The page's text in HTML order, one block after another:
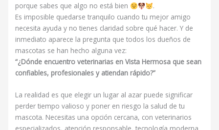
porque sabes que algo no está bien
.
Es imposible quedarse tranquilo cuando tu mejor amigo
necesita ayuda y no tienes claridad sobre qué hacer. Y de
inmediato aparece la pregunta que todos los dueños de
mascotas se han hecho alguna vez:
“¿Dónde encuentro veterinarias en Vista Hermosa que sean
confiables, profesionales y atiendan rápido?”
La realidad es que elegir un lugar al azar puede significar
perder tiempo valioso y poner en riesgo la salud de tu
mascota. Necesitas una opción cercana, con veterinarios